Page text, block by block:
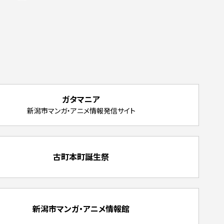
ガタマニア
新潟市マンガ・アニメ情報発信サイト
古町本町誕生祭
新潟市マンガ・アニメ情報館